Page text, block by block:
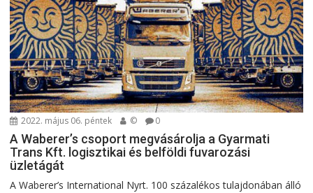
2022. május 06. péntek © 0
A Waberer’s csoport megvásárolja a Gyarmati
Trans Kft. logisztikai és belföldi fuvarozási
üzletágát
A Waberer’s International Nyrt. 100 százalékos tulajdonában álló